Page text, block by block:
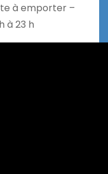
à emporter –
à 23 h